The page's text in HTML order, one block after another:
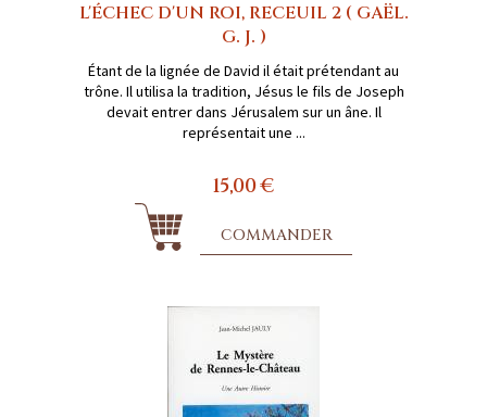
L'ÉCHEC D'UN ROI, RECEUIL 2 ( GAËL.
G. J. )
Étant de la lignée de David il était prétendant au
trône. Il utilisa la tradition, Jésus le fils de Joseph
devait entrer dans Jérusalem sur un âne. Il
représentait une ...
15,00 €
COMMANDER